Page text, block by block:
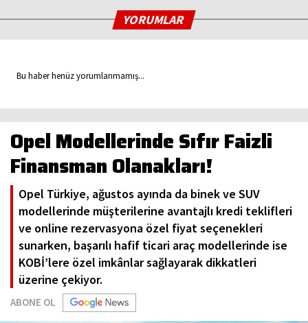
YORUMLAR
Bu haber henüz yorumlanmamış...
Opel Modellerinde Sıfır Faizli
Finansman Olanakları!
Opel Türkiye, ağustos ayında da binek ve SUV
modellerinde müşterilerine avantajlı kredi teklifleri
ve online rezervasyona özel fiyat seçenekleri
sunarken, başarılı hafif ticari araç modellerinde ise
KOBİ’lere özel imkânlar sağlayarak dikkatleri
üzerine çekiyor.
ABONE OL